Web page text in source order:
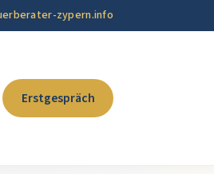
zypern.info
Erstgespräch